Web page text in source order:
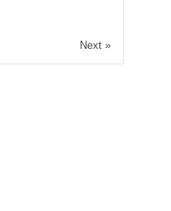
Next »